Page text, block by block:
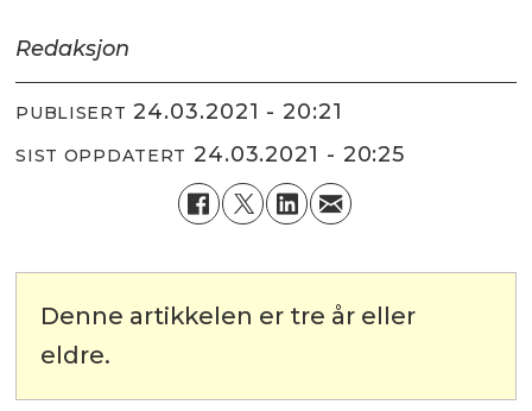
Redaksjon
PUBLISERT 24.03.2021 - 20:21
SIST OPPDATERT 24.03.2021 - 20:25
Denne artikkelen er tre år eller
eldre.